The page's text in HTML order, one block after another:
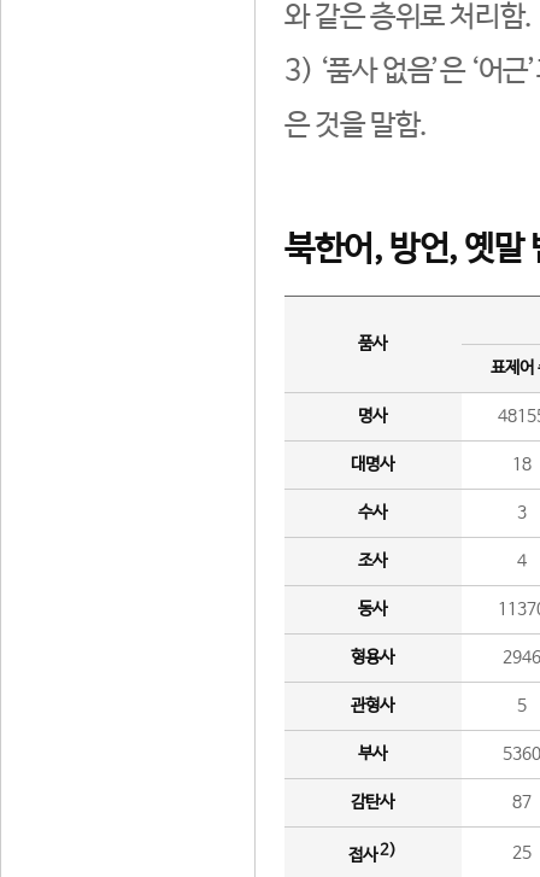
와 같은 층위로 처리함.
3) ‘품사 없음’은 ‘어
은 것을 말함.
북한어, 방언, 옛말
품사
표제어
명사
대명사 18
수사 3
조사 4
동사
형용사 2946
관형사 5
부사 5360
감탄사 87
접사2) 25